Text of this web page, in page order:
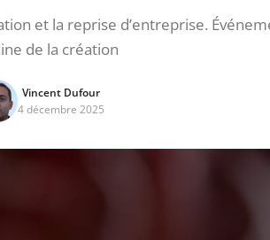
et la reprise d’entreprise.
de la création
Vincent Dufour
4 décembre 2025